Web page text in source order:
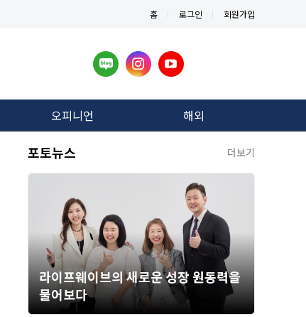
홈 로그인 회원가입
오피니언 해외
포토뉴스 더보기
라이프웨이브의 새로운 성장 원동력을
물어보다